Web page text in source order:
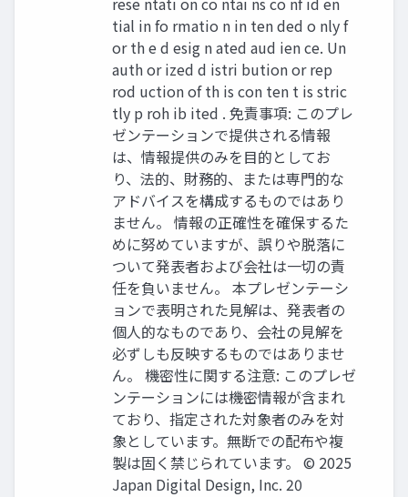
tial in fo rmatio n in ten ded o nly f
or th e d esig n ated aud ien ce. Un
auth or ized d istri bution or rep
rod uction of th is con ten t is stric
tly p roh ib ited . 免責事項: このプレ
ゼンテーションで提供される情報
は、情報提供のみを目的としてお
り、法的、財務的、または専門的な
アドバイスを構成するものではあり
ません。 情報の正確性を確保するた
めに努めていますが、誤りや脱落に
ついて発表者および会社は一切の責
任を負いません。 本プレゼンテーシ
ョンで表明された見解は、発表者の
個人的なものであり、会社の見解を
必ずしも反映するものではありませ
ん。 機密性に関する注意: このプレゼ
ンテーションには機密情報が含まれ
ており、指定された対象者のみを対
象としています。無断での配布や複
製は固く禁じられています。 © 2025
Japan Digital Design, Inc. 20